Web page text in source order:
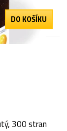
DO KOŠÍKU
300 stran